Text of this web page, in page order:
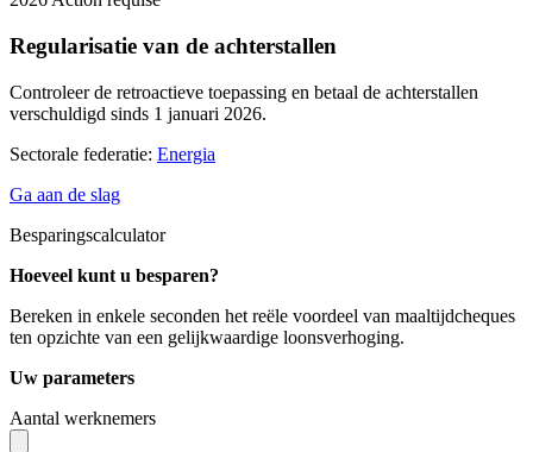
Regularisatie van de achterstallen
Controleer de retroactieve toepassing en betaal de achterstallen
verschuldigd sinds 1 januari 2026.
Sectorale federatie: Energia
Ga aan de slag
Besparingscalculator
Hoeveel kunt u besparen?
Bereken in enkele seconden het reële voordeel van maaltijdcheques
ten opzichte van een gelijkwaardige loonsverhoging.
Uw parameters
Aantal werknemers